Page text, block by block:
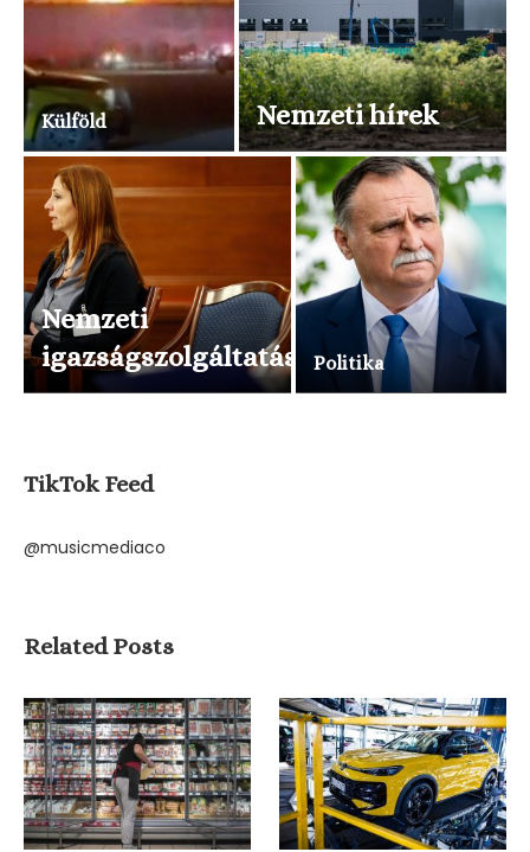
Külföld Nemzeti hírek
Nemzeti
igazságszolgáltatás
Politika
TikTok Feed
@musicmediaco
Related Posts